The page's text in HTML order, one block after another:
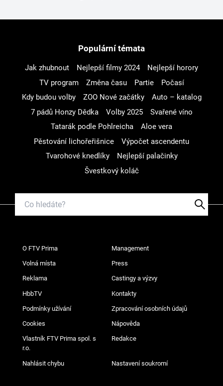
Populární témata
Jak zhubnout Nejlepší filmy 2024
Nejlepší horory
TV program
Změna času Partie
Počasí
Kdy budou volby
ZOO Nové začátky
Auto – katalog
7 pádů Honzy Dědka
Volby 2025
Svařené víno
Tatarák podle Pohlreicha
Aloe vera
Pěstování lichořeřišnice
Výpočet ascendentu
Tvarohové knedlíky
Nejlepší palačinky
Švestkový koláč
O FTV Prima Management
Volná místa Press
Reklama Castingy a výzvy
HbbTV Kontakty
Podmínky užívání Zpracování osobních údajů
Cookies Nápověda
Vlastník FTV Prima spol. s
r.o.
Redakce
Nahlásit chybu Nastavení soukromí